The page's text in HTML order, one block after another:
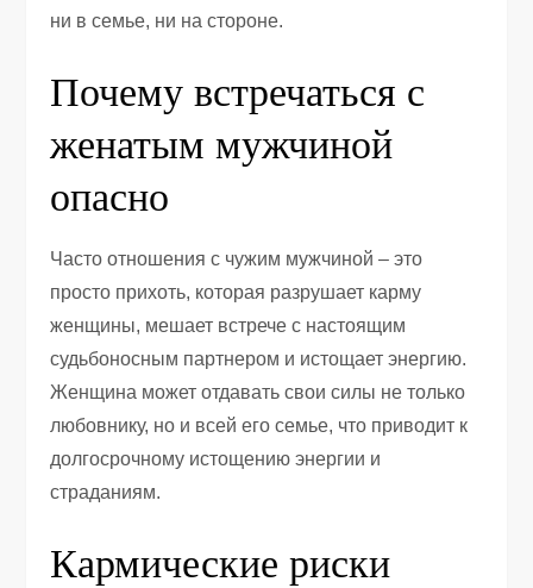
ни в семье, ни на стороне.
Почему встречаться с
женатым мужчиной
опасно
Часто отношения с чужим мужчиной – это
просто прихоть, которая разрушает карму
женщины, мешает встрече с настоящим
судьбоносным партнером и истощает энергию.
Женщина может отдавать свои силы не только
любовнику, но и всей его семье, что приводит к
долгосрочному истощению энергии и
страданиям.
Кармические риски